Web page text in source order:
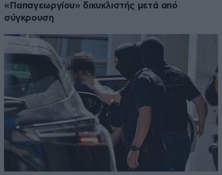
«Παπαγεωργίου» δικυκλιστής μετά από
σύγκρουση